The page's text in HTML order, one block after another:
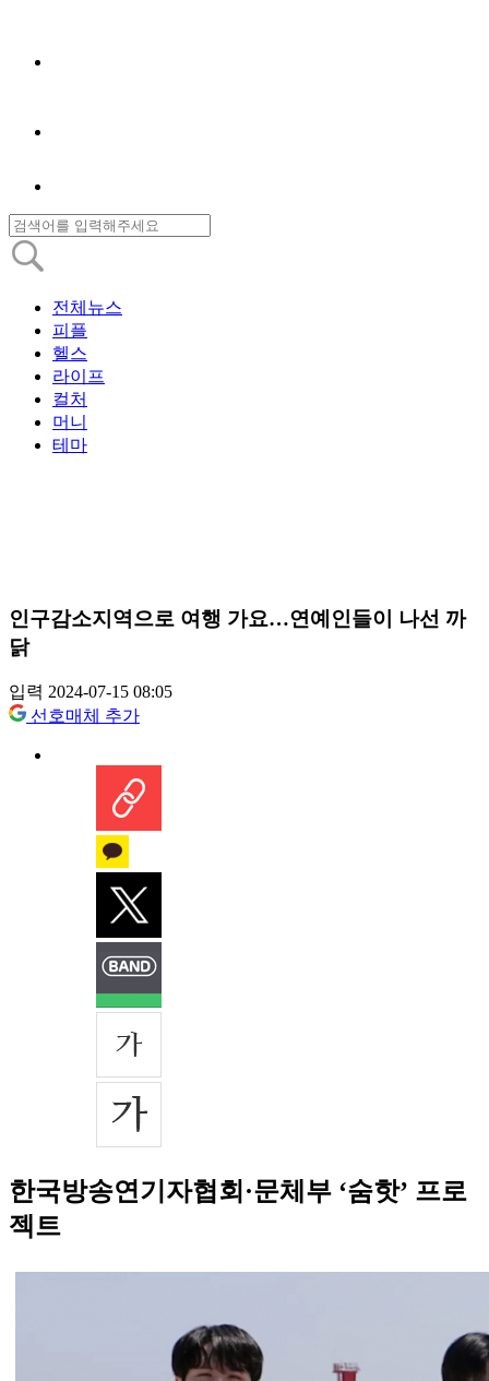
전체뉴스
피플
헬스
라이프
컬처
머니
테마
인구감소지역으로 여행 가요…연예인들이 나선 까
닭
입력 2024-07-15 08:05
선호매체 추가
한국방송연기자협회·문체부 ‘숨핫’ 프로
젝트